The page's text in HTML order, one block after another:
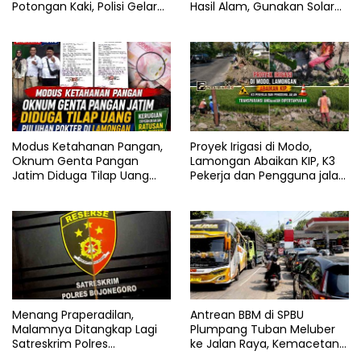
Potongan Kaki, Polisi Gelar
Hasil Alam, Gunakan Solar
Modus Ketahanan Pangan,
Oknum Genta Pangan
Jatim Diduga Tilap Uang
Proyek Irigasi di Modo,
Lamongan Abaikan KIP, K3
Pekerja dan Pengguna jalan,
Menang Praperadilan,
Malamnya Ditangkap Lagi
Satreskrim Polres
Antrean BBM di SPBU
Plumpang Tuban Meluber
ke Jalan Raya, Kemacetan